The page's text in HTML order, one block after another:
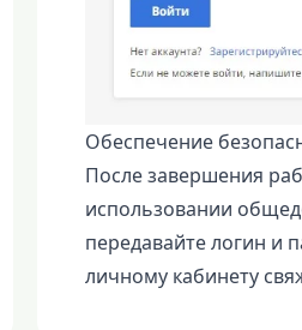
Обеспечение
После завершения
использовании
передавайте логин и
личному кабинету